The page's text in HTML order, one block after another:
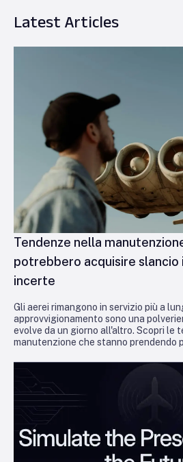
Latest Articles
Tendenze nella
potrebbero acquisire slancio
incerte
Gli aerei rimangono in servizio più a
approvvigionamento sono una
evolve da un giorno all'altro. Scopri le
manutenzione che stanno prendendo